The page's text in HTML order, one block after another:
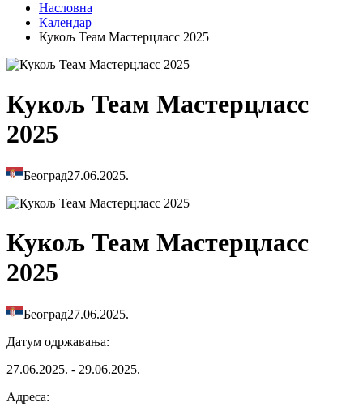
Насловна
Календар
Кукољ Теам Мастерцласс 2025
Кукољ Теам Мастерцласс
2025
Београд27.06.2025.
Кукољ Теам Мастерцласс
2025
Београд27.06.2025.
Датум одржавања:
27.06.2025. - 29.06.2025.
Адреса: